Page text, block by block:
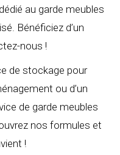
au garde meubles
Bénéficiez d’un
nous !
de stockage pour
ou d’un
de garde meubles
nos formules et
!